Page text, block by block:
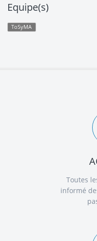
Equipe(s)
ToSyMA
Toutes
informé